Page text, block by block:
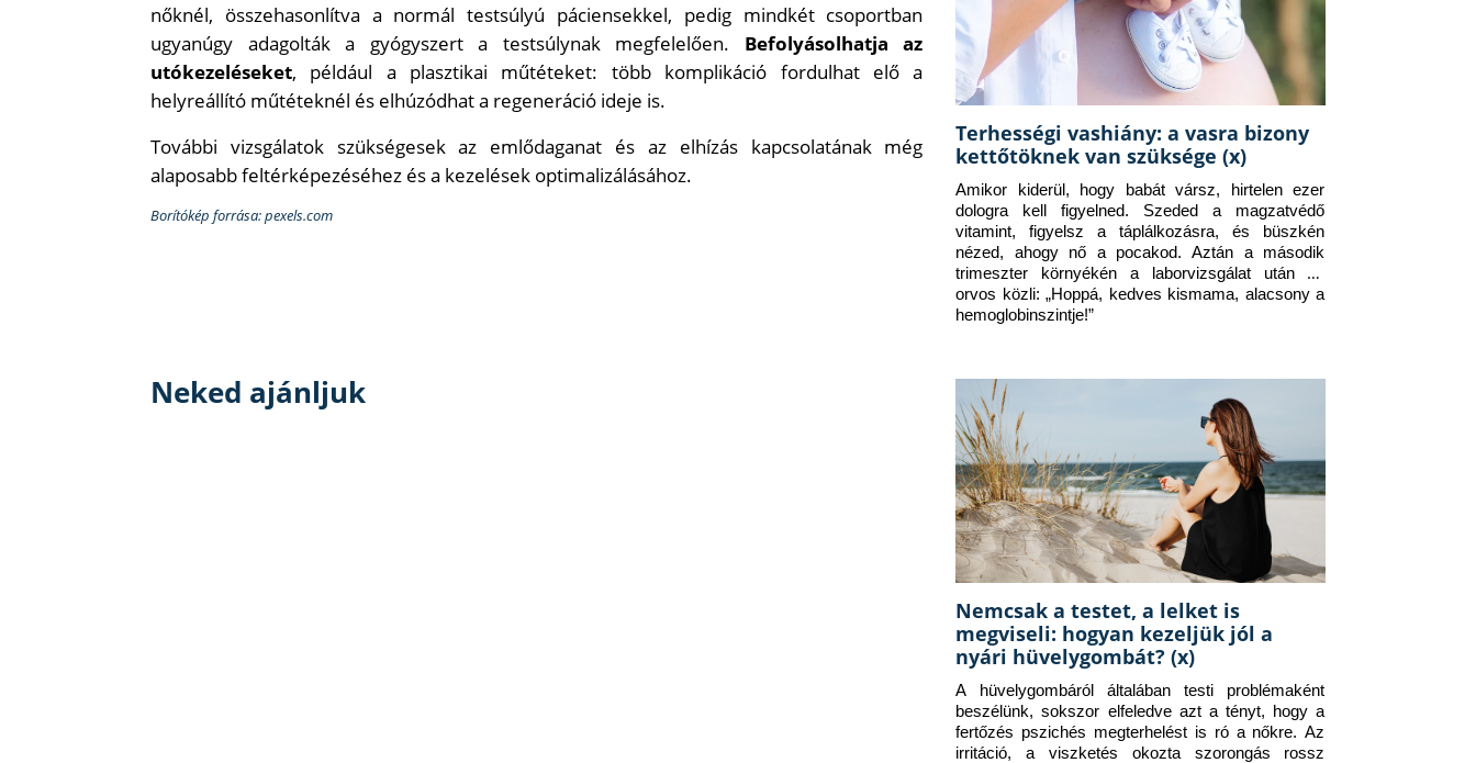
nőknél, összehasonlítva a normál testsúlyú páciensekkel, pedig mindkét csoportban
ugyanúgy adagolták a gyógyszert a testsúlynak megfelelően. Befolyásolhatja az
utókezeléseket, például a plasztikai műtéteket: több komplikáció fordulhat elő a
helyreállító műtéteknél és elhúzódhat a regeneráció ideje is.
További vizsgálatok szükségesek az emlődaganat és az elhízás kapcsolatának még
alaposabb feltérképezéséhez és a kezelések optimalizálásához.
Borítókép forrása: pexels.com
Neked ajánljuk
Terhességi vashiány: a vasra bizony
kettőtöknek van szüksége (x)
Amikor kiderül, hogy babát vársz, hirtelen ezer
dologra kell figyelned. Szeded a magzatvédő
vitamint, figyelsz a táplálkozásra, és büszkén
nézed, ahogy nő a pocakod. Aztán a második
trimeszter környékén a laborvizsgálat után az
orvos közli: „Hoppá, kedves kismama, alacsony a
hemoglobinszintje!”
Nemcsak a testet, a lelket is
megviseli: hogyan kezeljük jól a
nyári hüvelygombát? (x)
A hüvelygombáról általában testi problémaként
beszélünk, sokszor elfeledve azt a tényt, hogy a
fertőzés pszichés megterhelést is ró a nőkre. Az
irritáció, a viszketés okozta szorongás rossz